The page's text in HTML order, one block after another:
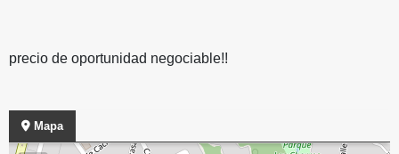
precio de oportunidad negociable!!
Mapa